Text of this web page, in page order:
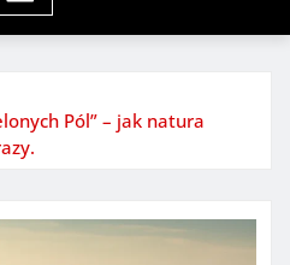
Pól” – jak natura